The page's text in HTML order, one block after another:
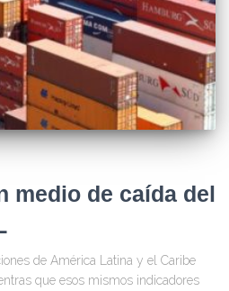
medio de caída del
de América Latina y el Caribe
que esos mismos indicadores